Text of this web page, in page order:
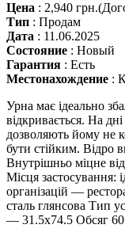
Цена : 2,940 грн.
Тип : Продам
Дата : 11.06.2025
Состояние : Новый
Гарантия : Есть
Местонахождение :
Урна має ідеально
відкривається. На
дозволяють йому не
бути стійким. Відро
Внутрішньо міцне
Місця застосування:
організацій —
сталь глянсова Тип
— 31.5х74.5 Обсяг